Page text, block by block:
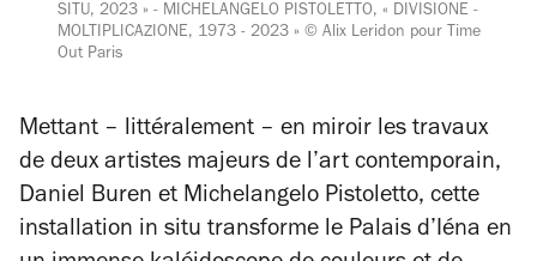
SITU, 2023 » - MICHELANGELO PISTOLETTO, « DIVISIONE -
MOLTIPLICAZIONE, 1973 - 2023 » © Alix Leridon pour Time
Out Paris
Mettant – littéralement – en miroir les travaux
de deux artistes majeurs de l’art contemporain,
Daniel Buren et Michelangelo Pistoletto, cette
installation in situ transforme le Palais d’Iéna en